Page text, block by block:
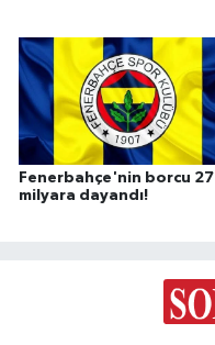
Fenerbahçe'nin borcu 27
milyara dayandı!